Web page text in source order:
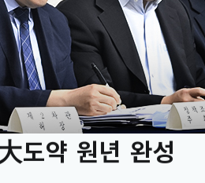
도약 원년 완성